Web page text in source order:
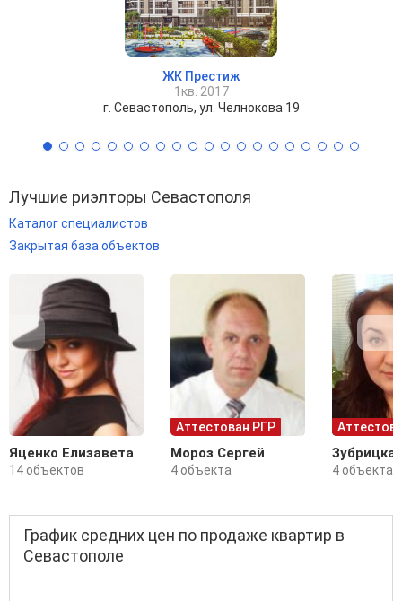
ЖК Престиж
1кв. 2017
г. Севастополь, ул. Челнокова 19
Лучшие риэлторы Севастополя
Каталог специалистов
Закрытая база объектов
Яценко Елизавета
14 объектов
Аттестован РГР
Мороз Сергей
4 объекта 4 объекта
График средних цен по продаже квартир в
Севастополе